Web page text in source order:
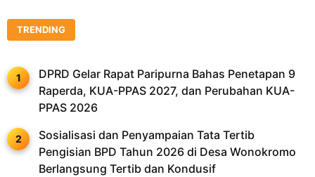
TRENDING
DPRD Gelar Rapat Paripurna Bahas Penetapan 9
Raperda, KUA-PPAS 2027, dan Perubahan KUA-
PPAS 2026
Sosialisasi dan Penyampaian Tata Tertib
Pengisian BPD Tahun 2026 di Desa Wonokromo
Berlangsung Tertib dan Kondusif